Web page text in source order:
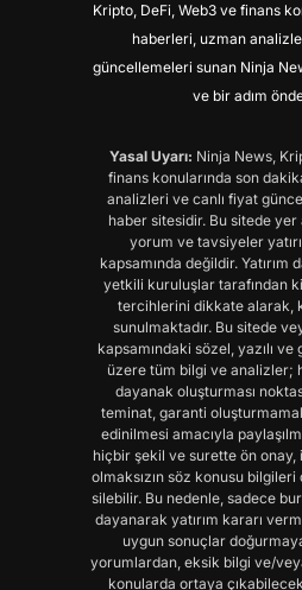
Kripto, DeFi, Web3 ve finans
haberleri, uzman
güncellemeleri sunan Ninja
ve bir adım
Yasal Uyarı: Ninja News,
finans konularında son
analizleri ve canlı fiyat
haber sitesidir. Bu sitede yer
yorum ve tavsiyeler
kapsamında değildir. Yatırım
yetkili kuruluşlar tarafından
tercihlerini dikkate alarak,
sunulmaktadır. Bu sitede
kapsamındaki sözel, yazılı
üzere tüm bilgi ve analizler;
dayanak oluşturması
teminat, garanti
edinilmesi amacıyla
hiçbir şekil ve surette ön
olmaksızın söz konusu
silebilir. Bu nedenle, sadece
dayanarak yatırım kararı
uygun sonuçlar
yorumlardan, eksik bilgi ve/
konularda ortaya